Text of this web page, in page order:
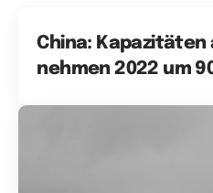
China: Kapazitäten
nehmen 2022 um